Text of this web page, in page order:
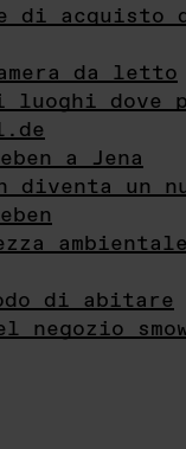
di acquisto
da letto
luoghi dove
a Jena
diventa un
ambientale
di abitare